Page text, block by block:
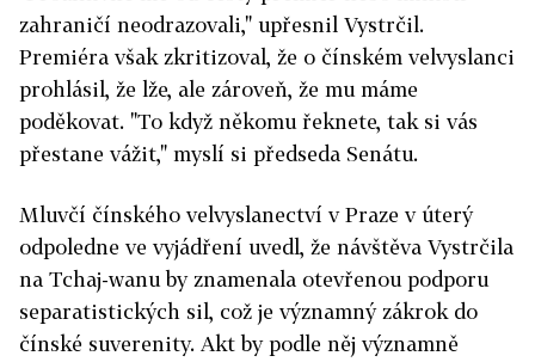
zahraničí neodrazovali," upřesnil Vystrčil.
Premiéra však zkritizoval, že o čínském velvyslanci
prohlásil, že lže, ale zároveň, že mu máme
poděkovat. "To když někomu řeknete, tak si vás
přestane vážit," myslí si předseda Senátu.
Mluvčí čínského velvyslanectví v Praze v úterý
odpoledne ve vyjádření uvedl, že návštěva Vystrčila
na Tchaj-wanu by znamenala otevřenou podporu
separatistických sil, což je významný zákrok do
čínské suverenity. Akt by podle něj významně